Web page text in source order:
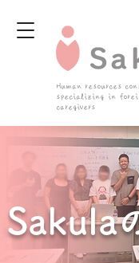
Human resources
specializing in
caregivers
Sakula